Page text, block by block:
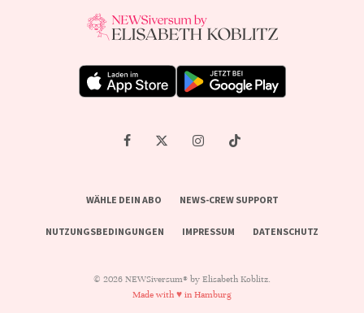
WÄHLE DEIN ABO NEWS-CREW SUPPORT
NUTZUNGSBEDINGUNGEN IMPRESSUM DATENSCHUTZ
© 2026 NEWSiversum® by Elisabeth Koblitz.
Made with ♥ in Hamburg